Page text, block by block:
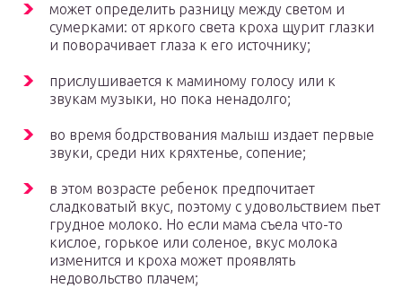
может определить разницу между светом и
сумерками: от яркого света кроха щурит глазки
и поворачивает глаза к его источнику;
прислушивается к маминому голосу или к
звукам музыки, но пока ненадолго;
во время бодрствования малыш издает первые
звуки, среди них кряхтенье, сопение;
в этом возрасте ребенок предпочитает
сладковатый вкус, поэтому с удовольствием пьет
грудное молоко. Но если мама съела что-то
кислое, горькое или соленое, вкус молока
изменится и кроха может проявлять
недовольство плачем;